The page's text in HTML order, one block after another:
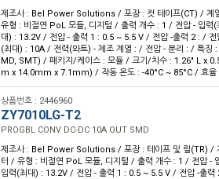
제조사 : Bel Power Solutions / 포장 : 컷 테이프(CT) / 계
유형 : 비절연 PoL 모듈, 디지털 / 출력 개수 : 1 / 전압 - 입력
대) : 13.2V / 전압 - 출력 1 : 0.5 ~ 5.5 V / 전압 -출력 2 : / 전
(최대) : 10A / 전력(와트) - 제조 계열 : / 전압 - 분리 : / 특징
MD, SMT) / 패키지/케이스 : 모듈 / 크기/치수 : 1.26" L x
m x 14.0mm x 7.1mm) / 작동 온도 : -40°C ~ 85°C / 효율
상품번호 : 2446960
ZY7010LG-T2
PROGBL CONV DC-DC 10A OUT SMD
제조사 : Bel Power Solutions / 포장 : 테이프 및 릴(TR) /
터 / 유형 : 비절연 PoL 모듈, 디지털 / 출력 개수 : 1 / 전압 -
입력(최대) : 13.2V / 전압 - 출력 1 : 0.5 ~ 5.5 V / 전압 -출